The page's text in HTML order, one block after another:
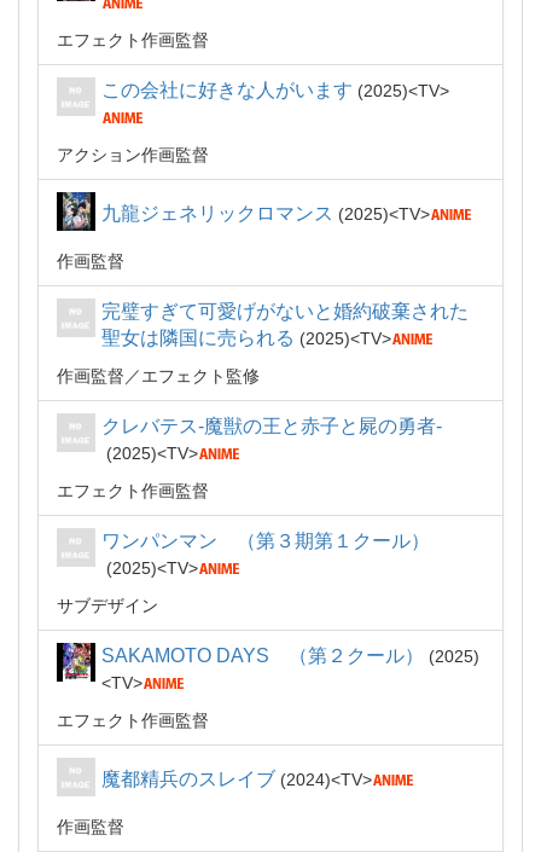
エフェクト作画監督
この会社に好きな人がいます 2025 TV
アクション作画監督
九龍ジェネリックロマンス 2025 TV
作画監督
完璧すぎて可愛げがないと婚約破棄された
聖女は隣国に売られる
2025
TV
作画監督
エフェクト監修
クレバテス-魔獣の王と赤子と屍の勇者-
2025
TV
エフェクト作画監督
ワンパンマン （第３期第１クール）
2025
TV
サブデザイン
SAKAMOTO DAYS （第２クール）
2025
TV
エフェクト作画監督
魔都精兵のスレイブ 2024 TV
作画監督